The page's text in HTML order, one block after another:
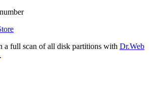
a full scan of all disk partitions with Dr.Web
.